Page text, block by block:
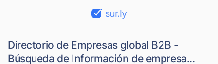
sur.ly
Directorio de Empresas global B2B -
Búsqueda de Información de empresa...